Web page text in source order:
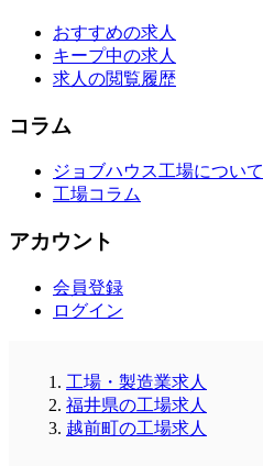
おすすめの求人
キープ中の求人
求人の閲覧履歴
コラム
ジョブハウス工場について
工場コラム
アカウント
会員登録
ログイン
工場・製造業求人
福井県の工場求人
越前町の工場求人